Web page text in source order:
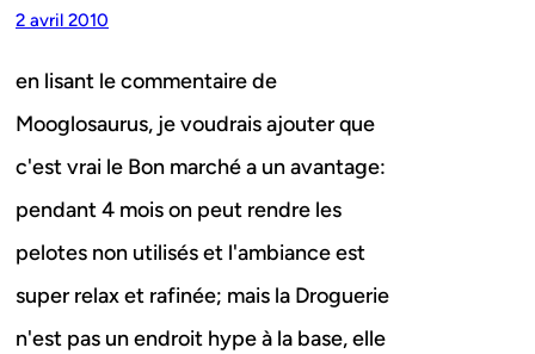
2 avril 2010
en lisant le commentaire de
Mooglosaurus, je voudrais ajouter que
c'est vrai le Bon marché a un avantage:
pendant 4 mois on peut rendre les
pelotes non utilisés et l'ambiance est
super relax et rafinée; mais la Droguerie
n'est pas un endroit hype à la base, elle